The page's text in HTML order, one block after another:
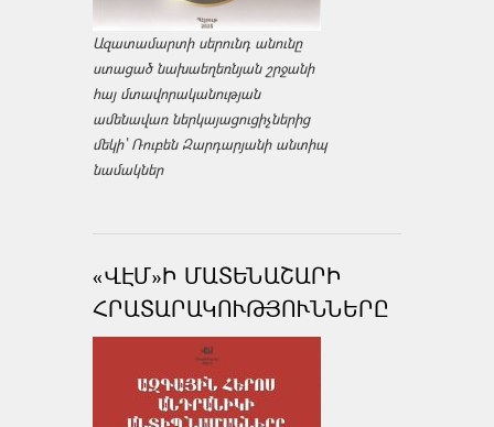
Ազատամարտի սերունդ անունը
ստացած նախաեղեռնյան շրջանի
հայ մտավորականության
ամենավառ ներկայացուցիչներից
մեկի՝ Ռուբեն Զարդարյանի անտիպ
նամակներ
«ՎԷՄ»Ի ՄԱՏԵՆԱՇԱՐԻ
ՀՐԱՏԱՐԱԿՈՒԹՅՈՒՆՆԵՐԸ